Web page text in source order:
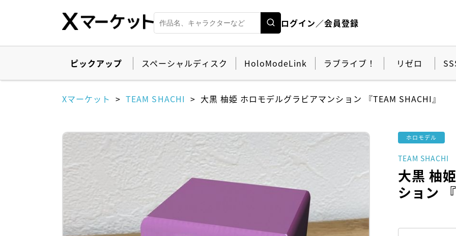
ログイン／会員登録
ピックアップ スペーシャルディスク HoloModeLink ラブライブ！ リゼロ
Xマーケット TEAM SHACHI 大黒 柚姫 ホロモデルグラビアマンション 『TEAM SHACHI』
ホロモデル
TEAM SHACHI
大黒 柚
ション